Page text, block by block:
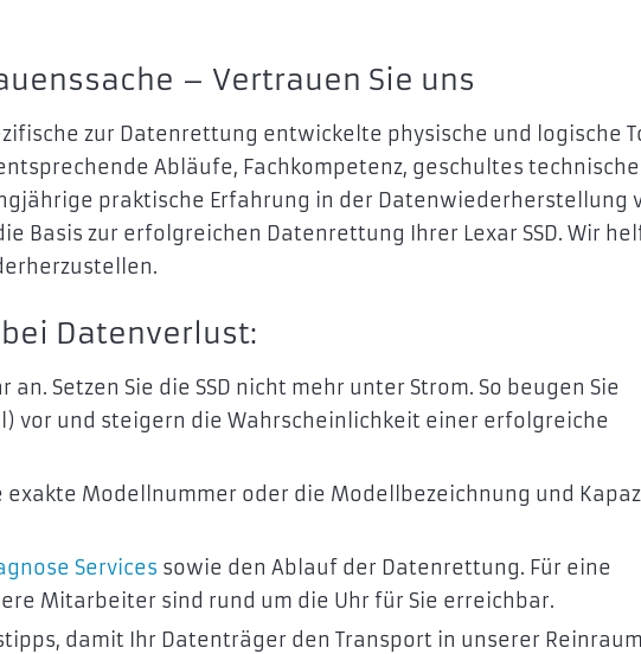
– Vertrauen Sie uns
zur Datenrettung entwickelte physische und logische
Abläufe, Fachkompetenz, geschultes
praktische Erfahrung in der Datenwiederherstellung
Basis zur erfolgreichen Datenrettung Ihrer Lexar SSD. Wir
Datenverlust:
an. Setzen Sie die SSD nicht mehr unter Strom. So beugen Sie
vor und steigern die Wahrscheinlichkeit einer erfolgreiche
exakte Modellnummer oder die Modellbezeichnung und
Services sowie den Ablauf der Datenrettung. Für eine
Mitarbeiter sind rund um die Uhr für Sie erreichbar.
damit Ihr Datenträger den Transport in unserer